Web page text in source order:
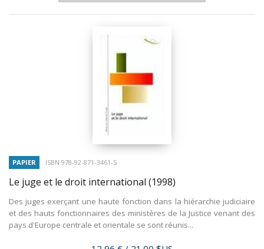
PAPIER ISBN 978-92-871-3461-5
Le juge et le droit international (1998)
Des juges exerçant une haute fonction dans la hiérarchie judiciaire
et des hauts fonctionnaires des ministères de la Justice venant des
pays d'Europe centrale et orientale se sont réunis...